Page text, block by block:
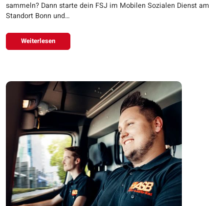
sammeln? Dann starte dein FSJ im Mobilen Sozialen Dienst am
Standort Bonn und…
Weiterlesen